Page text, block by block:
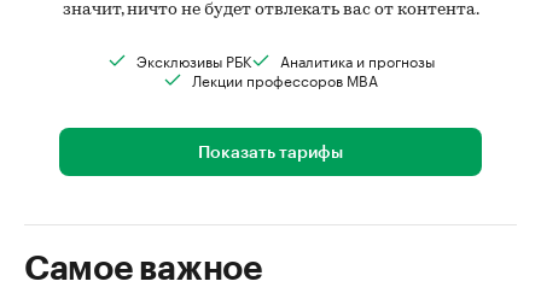
значит, ничто не будет отвлекать вас от контента.
Эксклюзивы РБК
Аналитика и прогнозы
Лекции профессоров MBA
Показать тарифы
Самое важное